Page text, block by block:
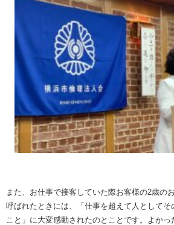
また、お仕事で接客していた際お客様の2歳の
呼ばれたときには、「仕事を超えて人としてそ
こと」に大変感動されたのとことです。よか